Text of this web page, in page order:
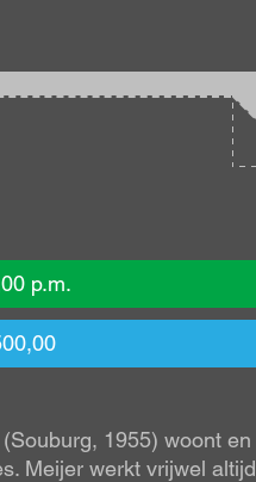
p.m.
1955) woont en
Meijer werkt vrijwel altijd